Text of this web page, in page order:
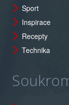
Sport
Inspirace
Recepty
Technika